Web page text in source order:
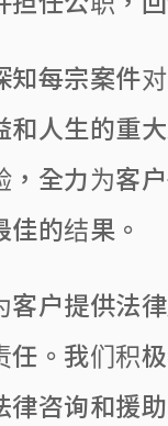
知每宗案件
和人生的重
，全力为客
佳的结果。
客户提供法
任。我们积
律咨询和援